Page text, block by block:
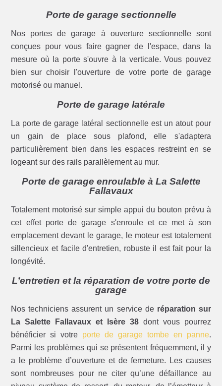
Porte de garage sectionnelle
Nos portes de garage à ouverture sectionnelle sont
conçues pour vous faire gagner de l'espace, dans la
mesure où la porte s'ouvre à la verticale. Vous pouvez
bien sur choisir l'ouverture de votre porte de garage
motorisé ou manuel.
Porte de garage latérale
La porte de garage latéral sectionnelle est un atout pour
un gain de place sous plafond, elle s'adaptera
particulièrement bien dans les espaces restreint en se
logeant sur des rails parallèlement au mur.
Porte de garage enroulable à La Salette
Fallavaux
Totalement motorisé sur simple appui du bouton prévu à
cet effet porte de garage s'enroule et ce met à son
emplacement devant le garage, le moteur est totalement
sillencieux et facile d'entretien, robuste il est fait pour la
longévité.
L’entretien et la réparation de votre porte de
garage
Nos techniciens assurent un service de réparation sur
La Salette Fallavaux et Isère 38dont vous pourrez
bénéficier si votre porte de garage tombe en panne.
Parmi les problèmes qui se présentent fréquemment, il y
a le problème d’ouverture et de fermeture. Les causes
sont nombreuses pour ne citer qu’une défaillance au